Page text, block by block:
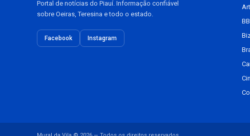
Portal de notícias do Piauí. Informação confiável
sobre Oeiras, Teresina e todo o estado.
Facebook Instagram